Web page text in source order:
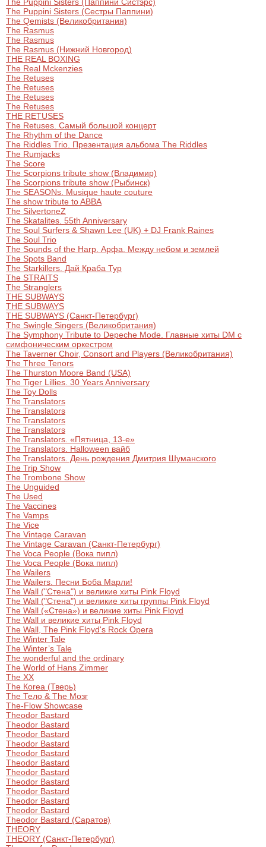
The Puppini Sisters (Сестры Паппини)
The Qemists (Великобритания)
The Rasmus
The Rasmus
The Rasmus (Нижний Новгород)
THE REAL BOXING
The Real Mckenzies
The Retuses
The Retuses
The Retuses
The Retuses
THE RETUSES
The Retuses. Самый большой концерт
The Rhythm of the Dance
The Riddles Trio. Презентация альбома The Riddles
The Rumjacks
The Score
The Scorpions tribute show (Владимир)
The Scorpions tribute show (Рыбинск)
The SEASONs. Musique haute couture
The show tribute to ABBA
The SilvertoneZ
The Skatalites. 55th Anniversary
The Soul Surfers & Shawn Lee (UK) + DJ Frank Raines
The Soul Trio
The Sounds of the Harp. Арфа. Между небом и землей
The Spots Band
The Starkillers. Дай Краба Тур
The STRAITS
The Stranglers
THE SUBWAYS
THE SUBWAYS
THE SUBWAYS (Санкт-Петербург)
The Swingle Singers (Великобритания)
The Symphony Tribute to Depeche Mode. Главные хиты DM с
симфоническим оркестром
The Taverner Choir, Consort and Players (Великобритания)
The Three Tenors
The Thurston Moore Band (USA)
The Tiger Lillies. 30 Years Anniversary
The Toy Dolls
The Translators
The Translators
The Translators
The Translators
The Translators. «Пятница, 13-е»
The Translators. Halloween вайб
The Translators. День рождения Дмитрия Шуманского
The Trip Show
The Trombone Show
The Unguided
The Used
The Vaccines
The Vamps
The Vice
The Vintage Caravan
The Vintage Caravan (Санкт-Петербург)
The Voca People (Вока пипл)
The Voca People (Вока пипл)
The Wailers
The Wailers. Песни Боба Марли!
The Wall ("Стена") и великие хиты Pink Floyd
The Wall ("Стена") и великие хиты группы Pink Floyd
The Wall («Стена») и великие хиты Pink Floyd
The Wall и великие хиты Pink Floyd
The Wall, The Pink Floyd's Rock Opera
The Winter Tale
The Winter’s Tale
The wonderful and the ordinary
The World of Hans Zimmer
The XX
The Кorea (Тверь)
The Тело & Тhe Мозг
The-Flow Showcase
Theodor Bastard
Theodor Bastard
Theodor Bastard
Theodor Bastard
Theodor Bastard
Theodor Bastard
Theodor Bastard
Theodor Bastard
Theodor Bastard
Theodor Bastard
Theodor Bastard
Theodor Bastard (Саратов)
THEORY
THEORY (Санкт-Петербург)